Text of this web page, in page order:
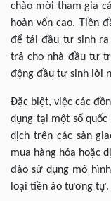
chào mời tham gia
hoàn vốn cao. Tiền
để tái đầu tư sinh
trả cho nhà đầu tư
động đầu tư sinh lời
Đặc biệt, việc các
dụng tại một số
dịch trên các sàn
mua hàng hóa hoặc
đảo sử dụng mô
loại tiền ảo tương tự.